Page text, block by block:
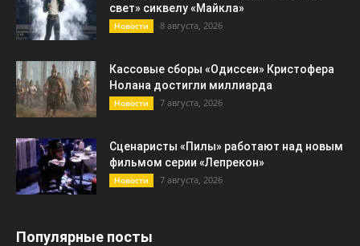
свет» сиквелу «Майкла»
Новости 8 августа, 2026
Кассовые сборы «Одиссеи» Кристофера
Нолана достигли миллиарда
Новости 7 августа, 2026
Сценаристы «Пилы» работают над новым
фильмом серии «Лепрекон»
Новости 7 августа, 2026
Популярные посты